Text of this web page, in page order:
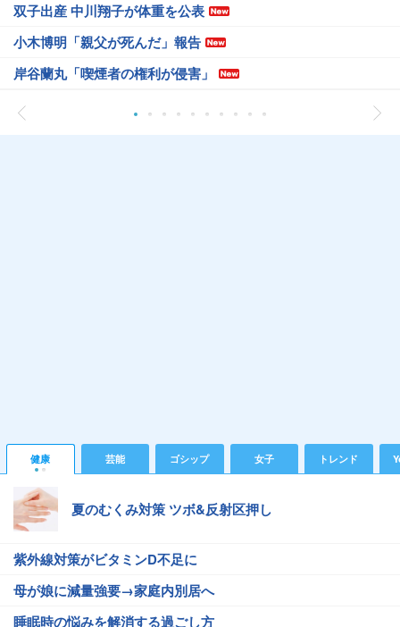
双子出産 中川翔子が体重を公表
小木博明「親父が死んだ」報告
岸谷蘭丸「喫煙者の権利が侵害」
健康 芸能 ゴシップ 女子 トレンド
夏のむくみ対策 ツボ&反射区押し
紫外線対策がビタミンD不足に
母が娘に減量強要→家庭内別居へ
睡眠時の悩みを解消する過ごし方